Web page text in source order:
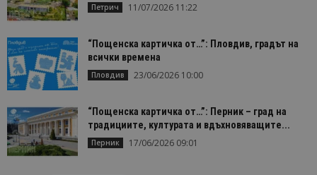
Петрич 11/07/2026 11:22
“Пощенска картичка от…”: Пловдив, градът на
всички времена
Пловдив 23/06/2026 10:00
“Пощенска картичка от…”: Перник – град на
традициите, културата и вдъхновяващите...
Перник 17/06/2026 09:01